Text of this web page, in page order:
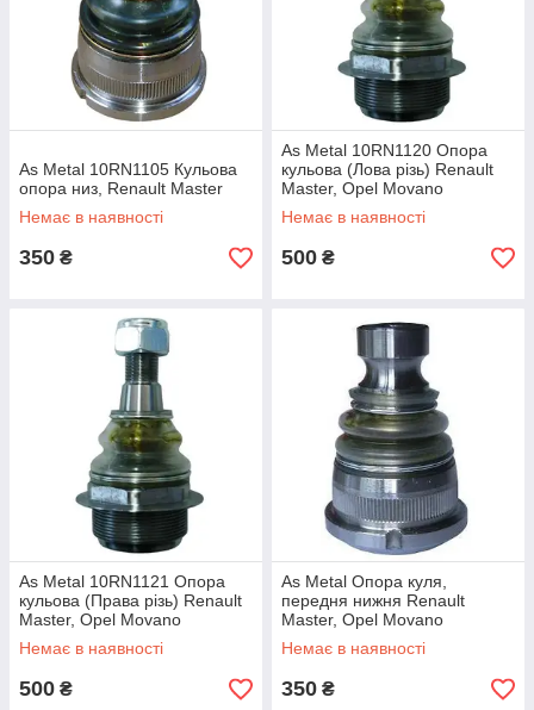
безкоштовно).
Вибір комплектуючих для Opel Movano
Renault Master
Чтобы оформить заказ на шаровые опоры для Opel Movano
и Renault Master как можно скорей, достаточно оставить
заявку на этом сайте (кнопка «Купить» и заполнение формы
в корзине) или сделать телефонный звонок. Возврат или
обмен товара возможен, и происходят в полном
Заказывайте комплектующие подвески микроавтобусов
прямо сейчас. Также есть запчасти для других
автомобильных систем в большом количестве.
As Metal 10RN1105 Кульова
опора низ, Renault Master
Немає в наявності
350 ₴
As Metal 10RN1120 Опора
кульова (Лова різь) Renault
Master, Opel Movano
(Туреччина)
Немає в наявності
500 ₴
As Metal 10RN1121 Опора
кульова (Права різь) Renault
Master, Opel Movano
(Туреччина)
Немає в наявності
500 ₴
As Metal Опора куля,
передня нижня Renault
Master, Opel Movano
Немає в наявності
350 ₴